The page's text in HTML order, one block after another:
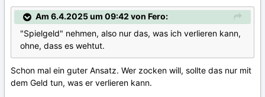
Am 6.4.2025 um 09:42 von Fero:
"Spielgeld" nehmen, also nur das, was ich verlieren kann,
ohne, dass es wehtut.
Schon mal ein guter Ansatz. Wer zocken will, sollte das nur mit
dem Geld tun, was er verlieren kann.